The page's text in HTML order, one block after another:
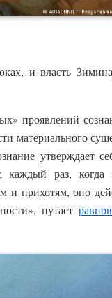
и власть
проявлений
материального
утверждает
каждый раз,
прихотям, оно
путает